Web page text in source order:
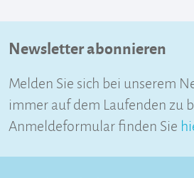
Newsletter abonnieren
Melden Sie sich bei unserem
immer auf dem Laufenden zu
Anmeldeformular finden Sie